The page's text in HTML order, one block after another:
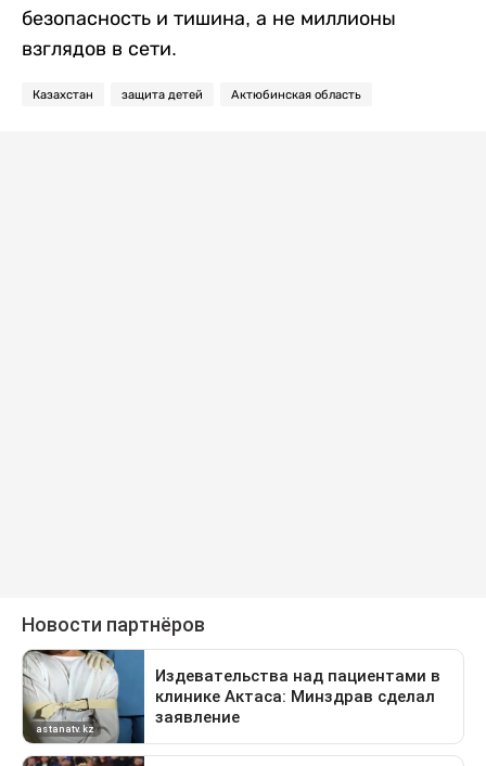
безопасность и тишина, а не миллионы
взглядов в сети.
Казахстан защита детей Актюбинская область